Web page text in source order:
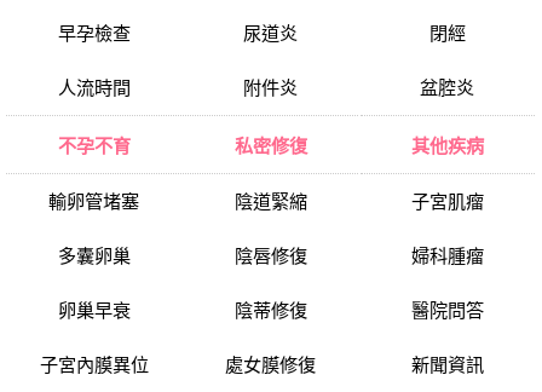
早孕檢查
人流時間
尿道炎
附件炎
閉經
盆腔炎
不孕不育
輸卵管堵塞
多囊卵巢
卵巢早衰
子宮內膜異位
私密修復
陰道緊縮
陰唇修復
陰蒂修復
處女膜修復
其他疾病
子宮肌瘤
婦科腫瘤
醫院問答
新聞資訊